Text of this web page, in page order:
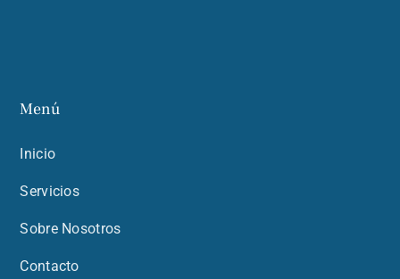
Menú
Inicio
Servicios
Sobre Nosotros
Contacto